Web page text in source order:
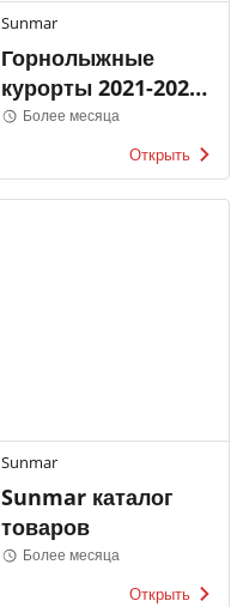
Sunmar
Горнолыжные
курорты 2021-2022
Sunmar
Более месяца
Открыть
Sunmar
Sunmar каталог
товаров
Более месяца
Открыть